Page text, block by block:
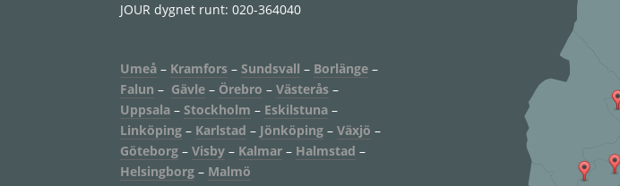
JOUR dygnet runt: 020-364040
Umeå – Kramfors – Sundsvall – Borlänge –
Falun – Gävle – Örebro – Västerås –
Uppsala – Stockholm – Eskilstuna –
Linköping – Karlstad – Jönköping – Växjö –
Göteborg – Visby – Kalmar – Halmstad –
Helsingborg – Malmö